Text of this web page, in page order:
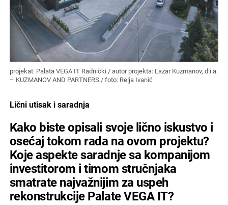
projekat: Palata VEGA IT Radnički / autor projekta: Lazar Kuzmanov, d.i.a.
– KUZMANOV AND PARTNERS / foto: Relja Ivanić
Lični utisak i saradnja
Kako biste opisali svoje lično iskustvo i
osećaj tokom rada na ovom projektu?
Koje aspekte saradnje sa kompanijom
investitorom i timom stručnjaka
smatrate najvažnijim za uspeh
rekonstrukcije Palate VEGA IT?